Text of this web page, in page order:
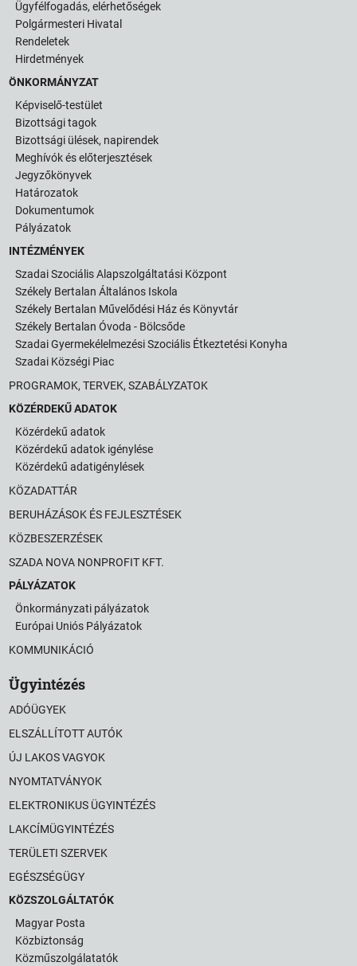
Ügyfélfogadás, elérhetőségek
Polgármesteri Hivatal
Rendeletek
Hirdetmények
ÖNKORMÁNYZAT
Képviselő-testület
Bizottsági tagok
Bizottsági ülések, napirendek
Meghívók és előterjesztések
Jegyzőkönyvek
Határozatok
Dokumentumok
Pályázatok
INTÉZMÉNYEK
Szadai Szociális Alapszolgáltatási Központ
Székely Bertalan Általános Iskola
Székely Bertalan Művelődési Ház és Könyvtár
Székely Bertalan Óvoda - Bölcsőde
Szadai Gyermekélelmezési Szociális Étkeztetési Konyha
Szadai Községi Piac
PROGRAMOK, TERVEK, SZABÁLYZATOK
KÖZÉRDEKŰ ADATOK
Közérdekű adatok
Közérdekű adatok igénylése
Közérdekű adatigénylések
KÖZADATTÁR
BERUHÁZÁSOK ÉS FEJLESZTÉSEK
KÖZBESZERZÉSEK
SZADA NOVA NONPROFIT KFT.
PÁLYÁZATOK
Önkormányzati pályázatok
Európai Uniós Pályázatok
KOMMUNIKÁCIÓ
Ügyintézés
ADÓÜGYEK
ELSZÁLLÍTOTT AUTÓK
ÚJ LAKOS VAGYOK
NYOMTATVÁNYOK
ELEKTRONIKUS ÜGYINTÉZÉS
LAKCÍMÜGYINTÉZÉS
TERÜLETI SZERVEK
EGÉSZSÉGÜGY
KÖZSZOLGÁLTATÓK
Magyar Posta
Közbiztonság
Közműszolgálatatók